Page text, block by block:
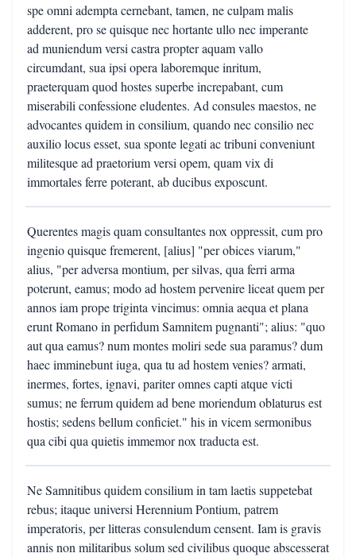
spe omni adempta cernebant, tamen, ne culpam malis
adderent, pro se quisque nec hortante ullo nec imperante
ad muniendum versi castra propter aquam vallo
circumdant, sua ipsi opera laboremque inritum,
praeterquam quod hostes superbe increpabant, cum
miserabili confessione eludentes. Ad consules maestos, ne
advocantes quidem in consilium, quando nec consilio nec
auxilio locus esset, sua sponte legati ac tribuni conveniunt
militesque ad praetorium versi opem, quam vix di
immortales ferre poterant, ab ducibus exposcunt.
Querentes magis quam consultantes nox oppressit, cum pro
ingenio quisque fremerent, [alius] "per obices viarum,"
alius, "per adversa montium, per silvas, qua ferri arma
poterunt, eamus; modo ad hostem pervenire liceat quem per
annos iam prope triginta vincimus: omnia aequa et plana
erunt Romano in perfidum Samnitem pugnanti"; alius: "quo
aut qua eamus? num montes moliri sede sua paramus? dum
haec imminebunt iuga, qua tu ad hostem venies? armati,
inermes, fortes, ignavi, pariter omnes capti atque victi
sumus; ne ferrum quidem ad bene moriendum oblaturus est
hostis; sedens bellum conficiet." his in vicem sermonibus
qua cibi qua quietis immemor nox traducta est.
Ne Samnitibus quidem consilium in tam laetis suppetebat
rebus; itaque universi Herennium Pontium, patrem
imperatoris, per litteras consulendum censent. Iam is gravis
annis non militaribus solum sed civilibus quoque abscesserat